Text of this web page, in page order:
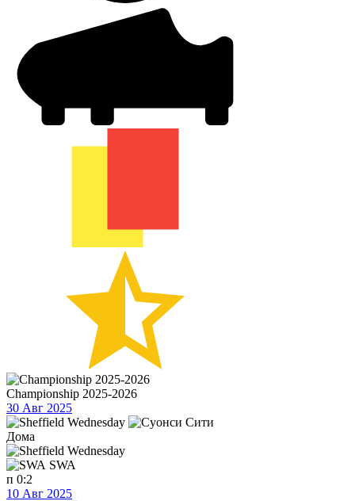
Championship 2025-2026
30 Авг 2025
Дома
SWA
п 0:2
10 Авг 2025